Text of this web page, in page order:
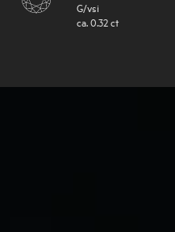
G/vsi
ca. 0.32ct